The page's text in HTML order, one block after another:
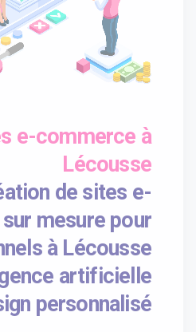
e-commerce à
Lécousse
de sites e-
mesure pour
à Lécousse
artificielle
personnalisé